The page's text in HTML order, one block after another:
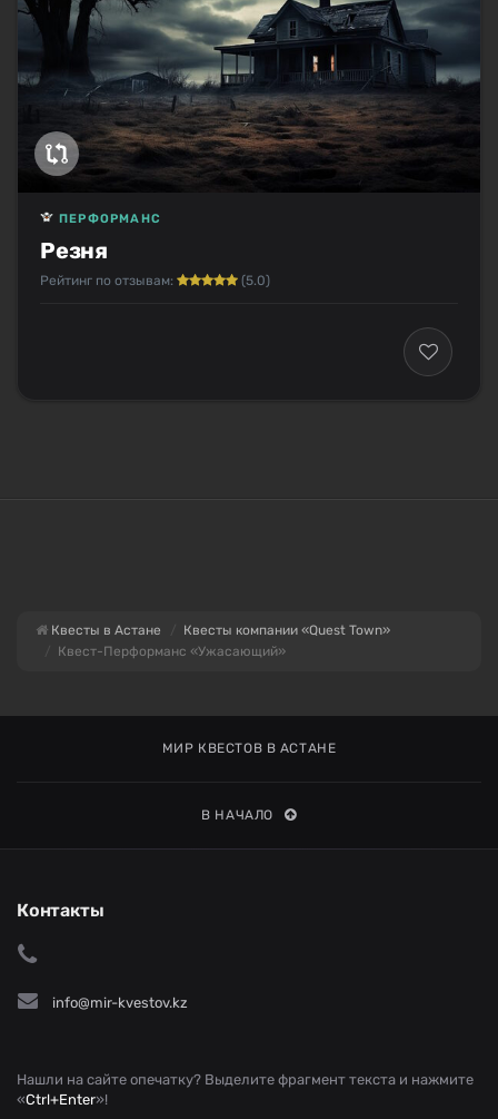
Резня
ПЕРФОРМАНС
Рейтинг по отзывам: (5.0)
Квесты в Астане
Квесты компании «Quest Town»
Квест-Перформанс «Ужасающий»
МИР КВЕСТОВ В АСТАНЕ
В НАЧАЛО
Контакты
info@mir-kvestov.kz
Нашли на сайте опечатку? Выделите фрагмент текста и нажмите
«Ctrl+Enter»!